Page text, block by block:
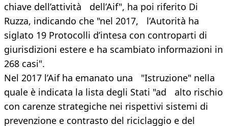
chiave dell’attività dell’Aif", ha poi riferito Di
Ruzza, indicando che "nel 2017, l’Autorità ha
siglato 19 Protocolli d’intesa con controparti di
giurisdizioni estere e ha scambiato informazioni in
268 casi".
Nel 2017 l’Aif ha emanato una "Istruzione" nella
quale è indicata la lista degli Stati "ad alto rischio
con carenze strategiche nei rispettivi sistemi di
prevenzione e contrasto del riciclaggio e del